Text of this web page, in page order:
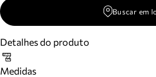
Buscar em
Detalhes do produto
Medidas